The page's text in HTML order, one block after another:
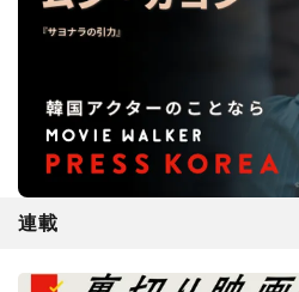
連載